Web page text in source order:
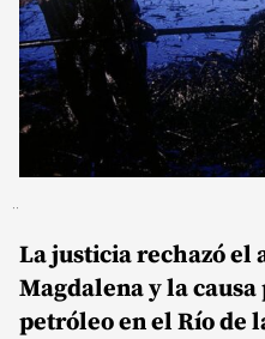
La justicia rechazó el
Magdalena y la
petróleo en el Río de